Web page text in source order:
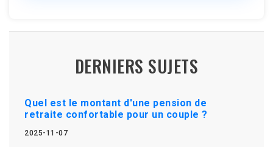
DERNIERS SUJETS
Quel est le montant d'une pension de
retraite confortable pour un couple ?
2025-11-07